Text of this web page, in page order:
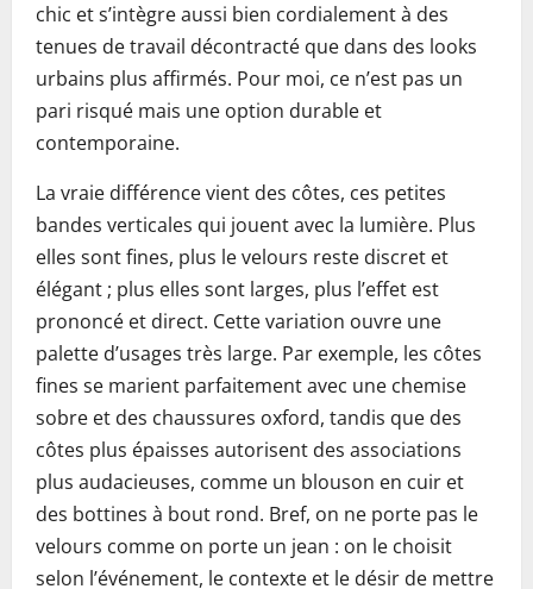
chic et s’intègre aussi bien cordialement à des
tenues de travail décontracté que dans des looks
urbains plus affirmés. Pour moi, ce n’est pas un
pari risqué mais une option durable et
contemporaine.
La vraie différence vient des côtes, ces petites
bandes verticales qui jouent avec la lumière. Plus
elles sont fines, plus le velours reste discret et
élégant ; plus elles sont larges, plus l’effet est
prononcé et direct. Cette variation ouvre une
palette d’usages très large. Par exemple, les côtes
fines se marient parfaitement avec une chemise
sobre et des chaussures oxford, tandis que des
côtes plus épaisses autorisent des associations
plus audacieuses, comme un blouson en cuir et
des bottines à bout rond. Bref, on ne porte pas le
velours comme on porte un jean : on le choisit
selon l’événement, le contexte et le désir de mettre